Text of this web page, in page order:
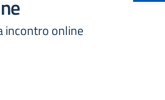
incontro online